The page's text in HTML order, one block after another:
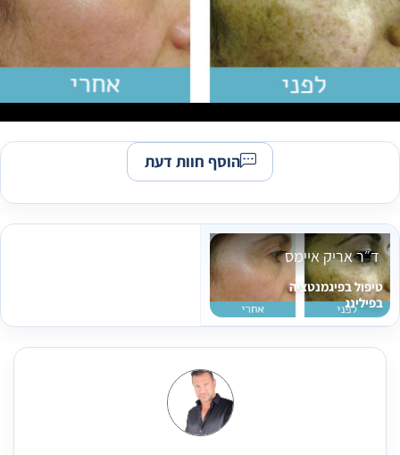
הוסף חוות דעת
ד״ר אריק איימס
טיפול בפיגמנטציה
בפילינג